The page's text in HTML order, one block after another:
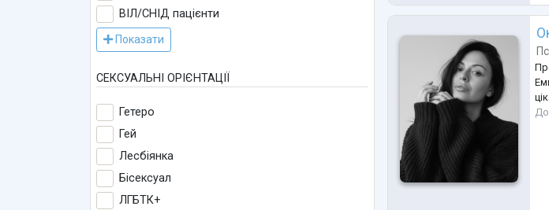
ВІЛ/СНІД пацієнти
Показати
СЕКСУАЛЬНІ ОРІЄНТАЦІЇ
Гетеро
Гей
Лесбіянка
Бісексуал
ЛГБТК+
З
У